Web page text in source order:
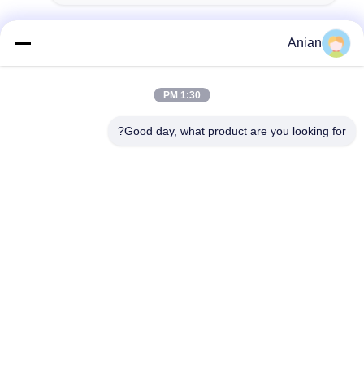
العنوان
Anian
1:30 PM
Good day, what product are you looking for?